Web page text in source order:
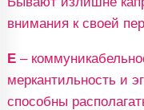
внимания к своей
Е–
меркантильность и
способны